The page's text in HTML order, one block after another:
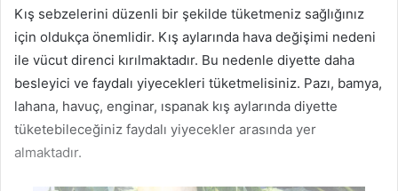
Kış sebzelerini düzenli bir şekilde tüketmeniz sağlığınız
için oldukça önemlidir. Kış aylarında hava değişimi nedeni
ile vücut direnci kırılmaktadır. Bu nedenle diyette daha
besleyici ve faydalı yiyecekleri tüketmelisiniz. Pazı, bamya,
lahana, havuç, enginar, ıspanak kış aylarında diyette
tüketebileceğiniz faydalı yiyecekler arasında yer
almaktadır.